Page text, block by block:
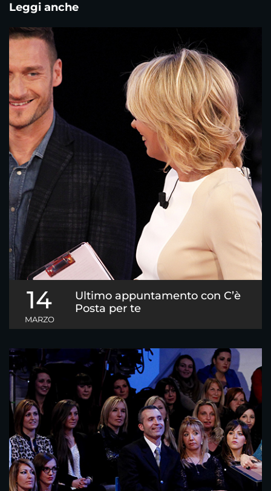
Leggi anche
14
MARZO
Ultimo appuntamento con C’è
Posta per te